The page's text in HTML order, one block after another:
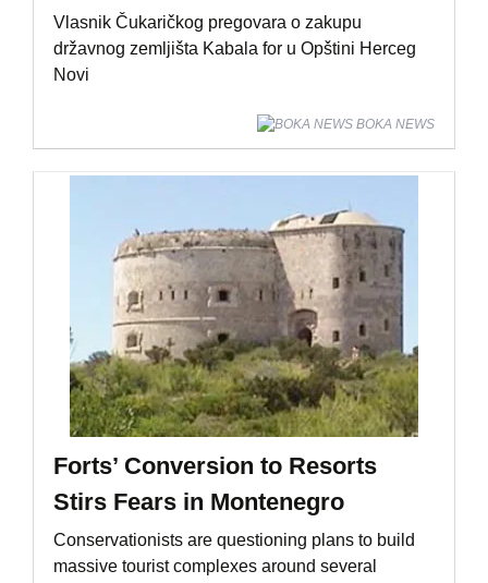
Vlasnik Čukaričkog pregovara o zakupu
državnog zemljišta Kabala for u Opštini Herceg
Novi
BOKA NEWS
Forts’ Conversion to Resorts
Stirs Fears in Montenegro
Conservationists are questioning plans to build
massive tourist complexes around several